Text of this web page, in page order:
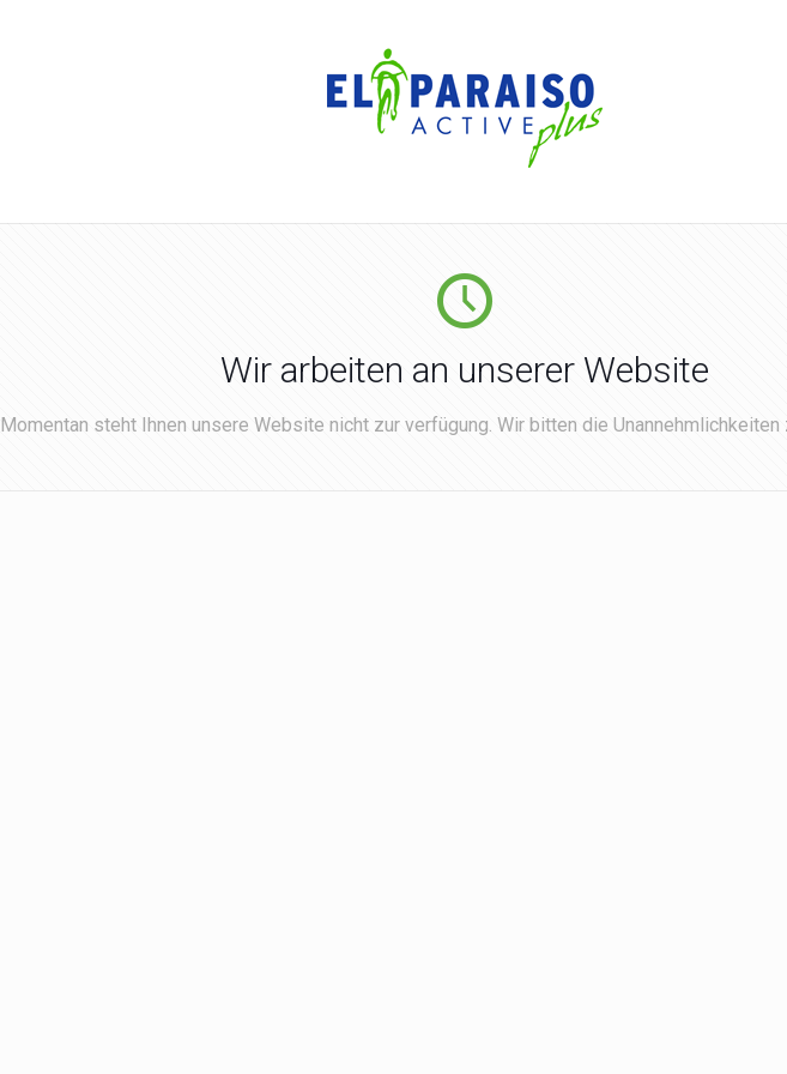
Wir arbeiten an unserer Website
Momentan steht Ihnen unsere Website nicht zur verfügung. Wir bitten die Unannehmlichkeiten